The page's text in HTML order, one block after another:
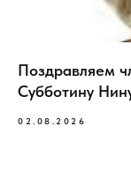
Поздравляем
Субботину
02.08.2026